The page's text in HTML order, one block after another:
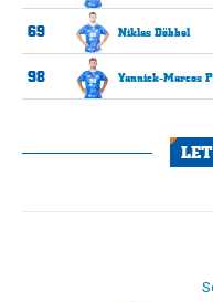
69 Niklas Döbbel
98 Yannick-Marcos